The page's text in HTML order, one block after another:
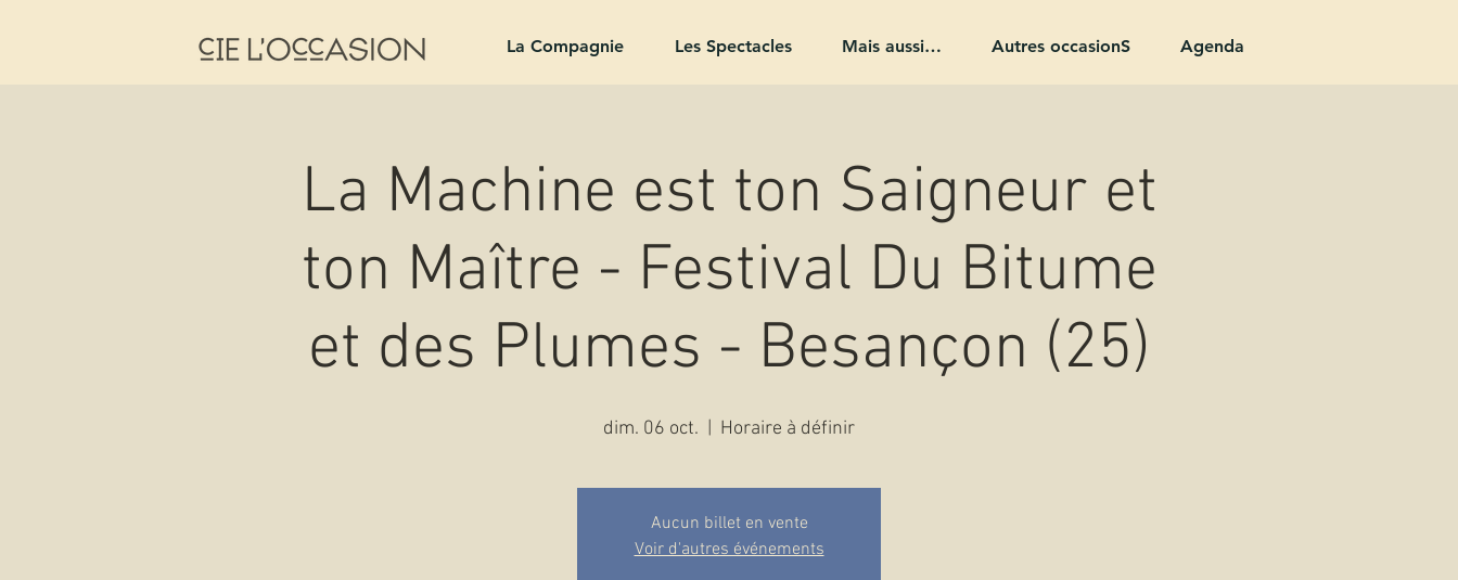
La Compagnie Les Spectacles Mais aussi… Autres occasionS Agenda
La Machine est ton Saigneur et
ton Maître - Festival Du Bitume
et des Plumes - Besançon (25)
dim. 06 oct. Horaire à définir
Aucun billet en vente
Voir d'autres événements